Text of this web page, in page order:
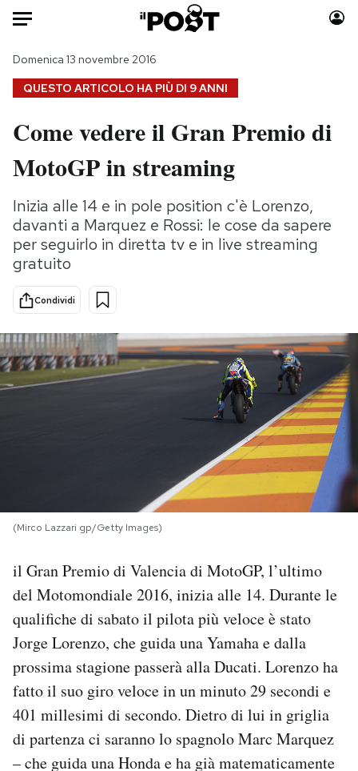
HOME
Italia
Politica
Tecnologia
Internet
Scienza
Cultura
Economia
Moda
Consumismi
Storie/Idee
Ok Boomer!
Media
PODCAST
CALENDARIO
AREA PERSONALE
Area Personale
Newsletter
QUESTO ARTICOLO HA PIÙ DI 9 ANNI
Domenica 13 novembre 2016
Come vedere il Gran Premio di
MotoGP in streaming
Inizia alle 14 e in pole position c'è Lorenzo,
davanti a Marquez e Rossi: le cose da sapere
per seguirlo in diretta tv e in live streaming
gratuito
Condividi
(Mirco Lazzari gp/Getty Images)
il Gran Premio di Valencia di MotoGP, l’ultimo
del Motomondiale 2016, inizia alle 14. Durante le
qualifiche di sabato il pilota più veloce è stato
Jorge Lorenzo, che guida una Yamaha e dalla
prossima stagione passerà alla Ducati. Lorenzo ha
fatto il suo giro veloce in un minuto 29 secondi e
401 millesimi di secondo. Dietro di lui in griglia
di partenza ci saranno lo spagnolo Marc Marquez
– che guida una Honda e ha già matematicamente